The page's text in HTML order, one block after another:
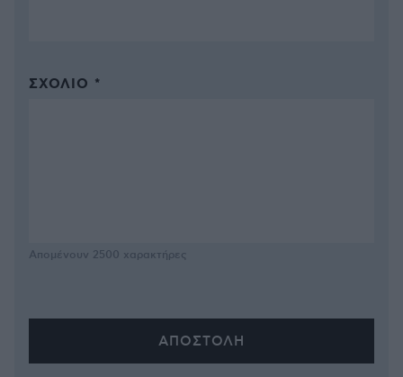
ΣΧΌΛΙΟ *
Απομένουν 2500 χαρακτήρες